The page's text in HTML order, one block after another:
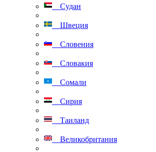
Судан
Швеция
Словения
Словакия
Сомали
Сирия
Таиланд
Великобритания